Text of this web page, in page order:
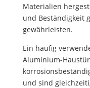
Materialien
und Beständigkeit
gewährleisten.
Ein häufig
Aluminium-
und sind